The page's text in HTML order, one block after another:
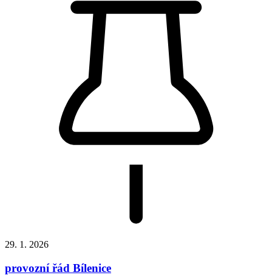
29. 1. 2026
provozní řád Bílenice